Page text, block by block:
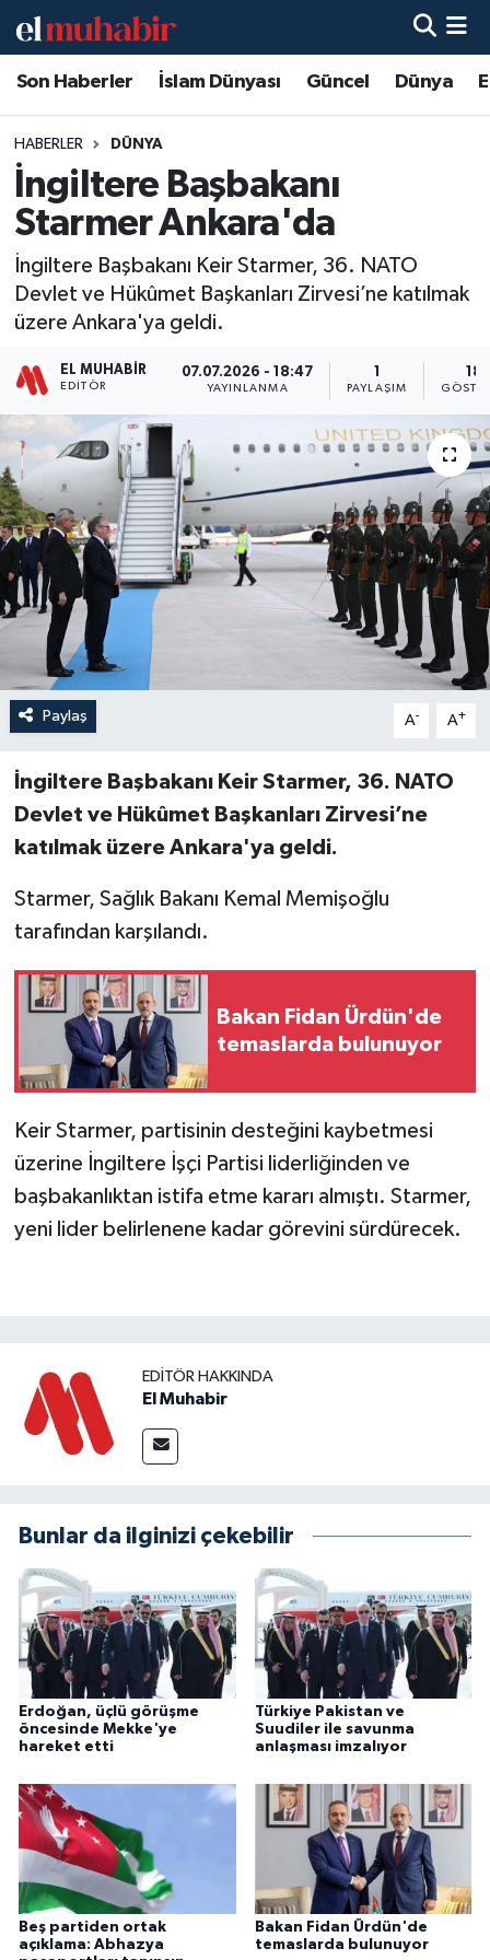
Son Haberler İslam Dünyası Güncel Dünya
HABERLER DÜNYA
İngiltere Başbakanı
Starmer Ankara'da
İngiltere Başbakanı Keir Starmer, 36. NATO
Devlet ve Hükûmet Başkanları Zirvesi’ne katılmak
üzere Ankara'ya geldi.
EL MUHABIR
EDITÖR
07.07.2026 - 18:47
YAYINLANMA PAYLAŞIM
18
Paylaş A- A+
İngiltere Başbakanı Keir Starmer, 36. NATO
Devlet ve Hükûmet Başkanları Zirvesi’ne
katılmak üzere Ankara'ya geldi.
Starmer, Sağlık Bakanı Kemal Memişoğlu
tarafından karşılandı.
Bakan Fidan Ürdün'de
temaslarda bulunuyor
Keir Starmer, partisinin desteğini kaybetmesi
üzerine İngiltere İşçi Partisi liderliğinden ve
başbakanlıktan istifa etme kararı almıştı. Starmer,
yeni lider belirlenene kadar görevini sürdürecek.
EDITÖR HAKKINDA
El Muhabir
Bunlar da ilginizi çekebilir
Erdoğan, üçlü görüşme
öncesinde Mekke'ye
hareket etti
Türkiye Pakistan ve
Suudiler ile savunma
anlaşması imzalıyor
Beş partiden ortak
açıklama: Abhazya
Bakan Fidan Ürdün'de
temaslarda bulunuyor
Hava Durumu
Trafik Durumu
Süper Lig Puan Durumu ve Fikstür
Son Dakika Haberleri
Haber Arşivi